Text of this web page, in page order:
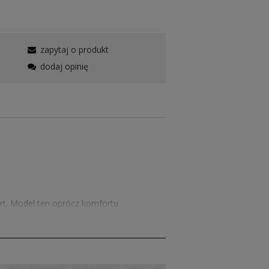
zapytaj o produkt
dodaj opinię
Model ten oprócz komfortu